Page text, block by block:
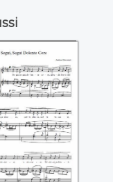
segui,
core
Falconieri)